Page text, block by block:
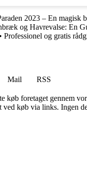
2023 – En magisk
og Havrevalse: En
• Professionel og gratis
Mail
RSS
foretaget gennem
køb via links. Ingen